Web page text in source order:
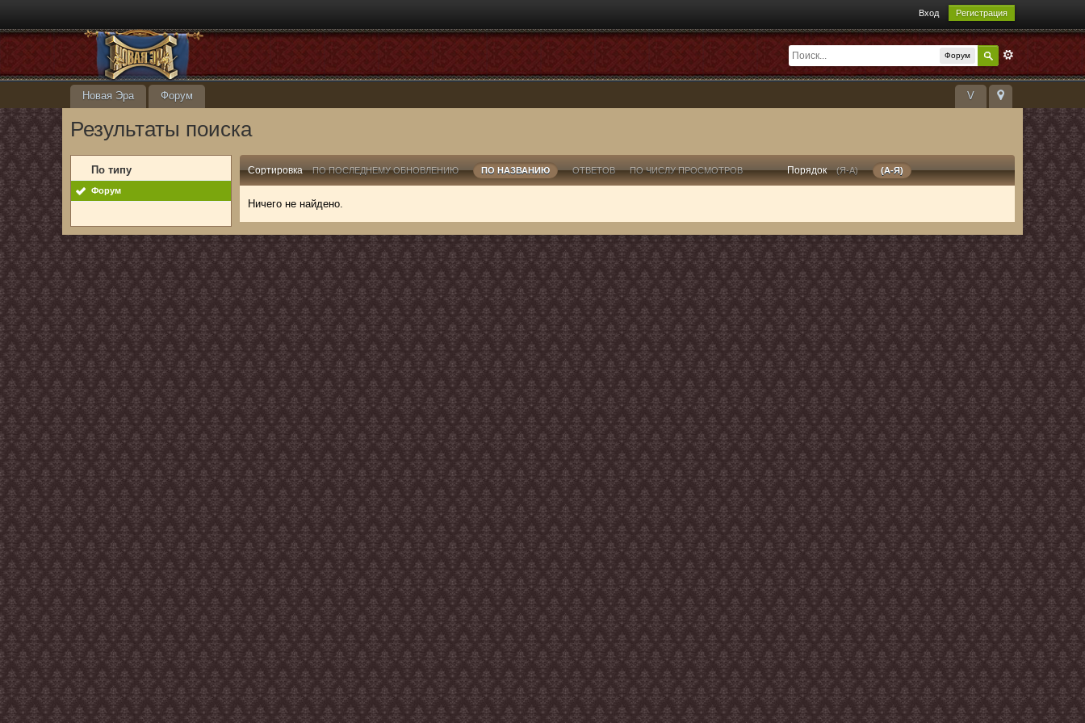
Вход Регистрация
Форум
V
Новая Эра Форум
Результаты поиска
По типу
Форум
Сортировка ПО ПОСЛЕДНЕМУ ОБНОВЛЕНИЮ ПО НАЗВАНИЮ ОТВЕТОВ ПО ЧИСЛУ ПРОСМОТРОВ Порядок (Я-А) (А-Я)
Ничего не найдено.